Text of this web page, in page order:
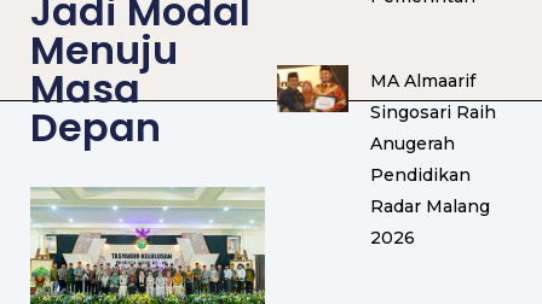
Jadi Modal
Menuju
Masa
Depan
MA Almaarif
Singosari Raih
Anugerah
Pendidikan
Radar Malang
2026